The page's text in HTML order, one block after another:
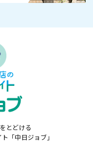
とどける
「中日ジョブ」